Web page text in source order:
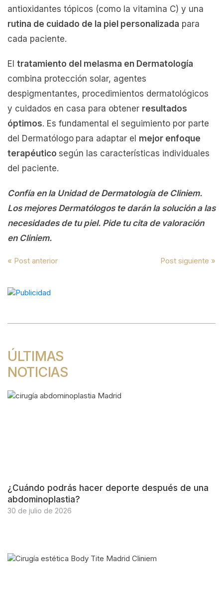
antioxidantes tópicos (como la vitamina C) y una
rutina de cuidado de la piel personalizada para
cada paciente.
El tratamiento del melasma en Dermatología
combina protección solar, agentes
despigmentantes, procedimientos dermatológicos
y cuidados en casa para obtener resultados
óptimos. Es fundamental el seguimiento por parte
del Dermatólogo para adaptar el mejor enfoque
terapéutico según las características individuales
del paciente.
Confía en la Unidad de Dermatología de Cliniem.
Los mejores Dermatólogos te darán la solución a las
necesidades de tu piel. Pide tu cita de valoración
en Cliniem.
Navegación
de
entradas
« Post anterior Post siguiente »
ÚLTIMAS
NOTICIAS
¿Cuándo podrás hacer deporte después de una
abdominoplastia?
30 de julio de 2026